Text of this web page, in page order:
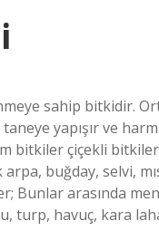
sahip bitkidir.
yapışır ve
bitkiler çiçekli
buğday, selvi,
arasında
turp, havuç, kara